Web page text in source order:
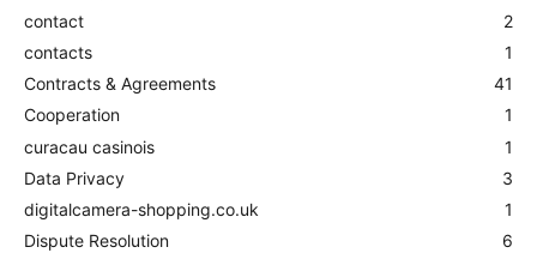
contact
2
contacts
1
Contracts & Agreements
41
Cooperation
1
curacau casinois
1
Data Privacy
3
digitalcamera-shopping.co.uk
1
Dispute Resolution
6